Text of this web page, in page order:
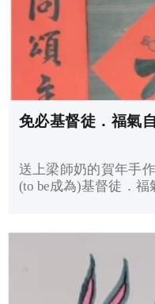
免必基督徒．福氣
送上梁師奶的賀年手
(to be成為)基督徒．福氣自然來
不行；而要像兔巴哥
機會去見証、事奉及同頌主名
要單單聽道，自己欺